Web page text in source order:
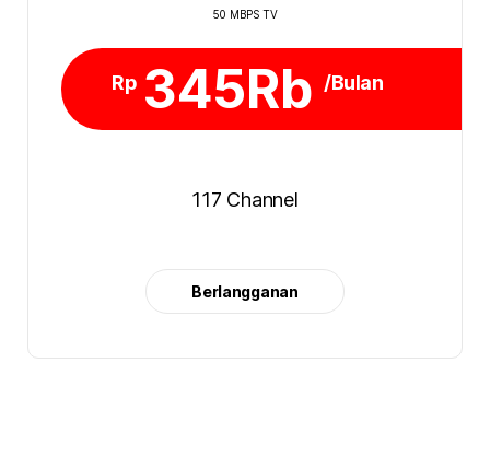
50 MBPS TV
Rp 345Rb /Bulan
117 Channel
Berlangganan